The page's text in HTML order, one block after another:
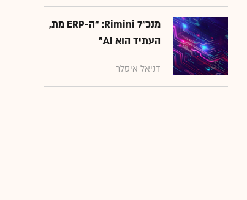
מנכ״ל Rimini: “ה-ERP מת,
העתיד הוא AI"
דניאל איסלר